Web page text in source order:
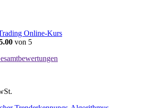
Online-Kurs
von 5